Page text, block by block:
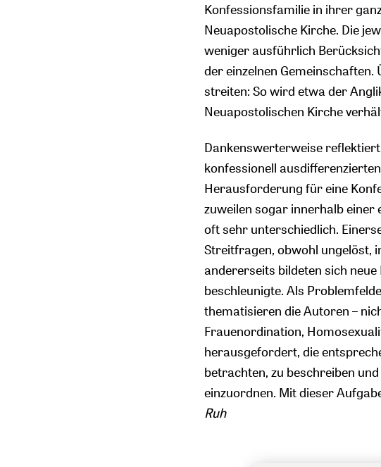
Konfessionsfamilie in ihrer
Neuapostolische Kirche. Die
weniger ausführlich
der einzelnen Gemeinschaften.
streiten: So wird etwa der
Neuapostolischen Kirche
Dankenswerterweise
konfessionell
Herausforderung für eine
zuweilen sogar innerhalb einer
oft sehr unterschiedlich.
Streitfragen, obwohl ungelöst,
andererseits bildeten sich
beschleunigte. Als
thematisieren die Autoren –
Frauenordination,
herausgefordert, die
betrachten, zu beschreiben
einzuordnen. Mit dieser
Ruh